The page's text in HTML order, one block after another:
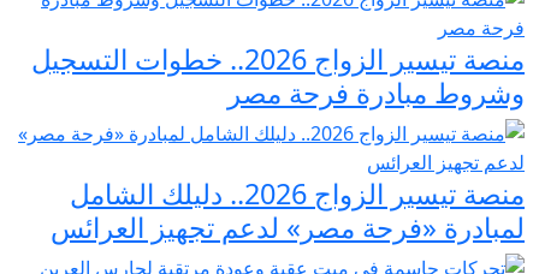
منصة تيسير الزواج 2026.. خطوات التسجيل
وشروط مبادرة فرحة مصر
منصة تيسير الزواج 2026.. دليلك الشامل
لمبادرة «فرحة مصر» لدعم تجهيز العرائس